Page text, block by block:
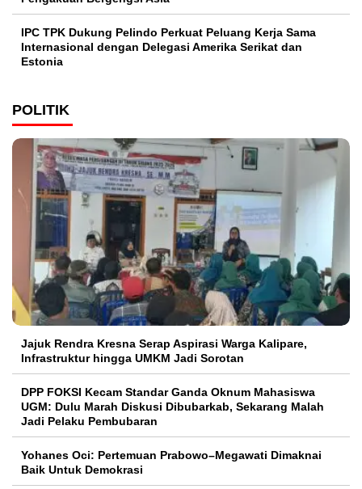
IPC TPK Dukung Pelindo Perkuat Peluang Kerja Sama
Internasional dengan Delegasi Amerika Serikat dan
Estonia
POLITIK
Jajuk Rendra Kresna Serap Aspirasi Warga Kalipare,
Infrastruktur hingga UMKM Jadi Sorotan
DPP FOKSI Kecam Standar Ganda Oknum Mahasiswa
UGM: Dulu Marah Diskusi Dibubarkab, Sekarang Malah
Jadi Pelaku Pembubaran
Yohanes Oci: Pertemuan Prabowo–Megawati Dimaknai
Baik Untuk Demokrasi